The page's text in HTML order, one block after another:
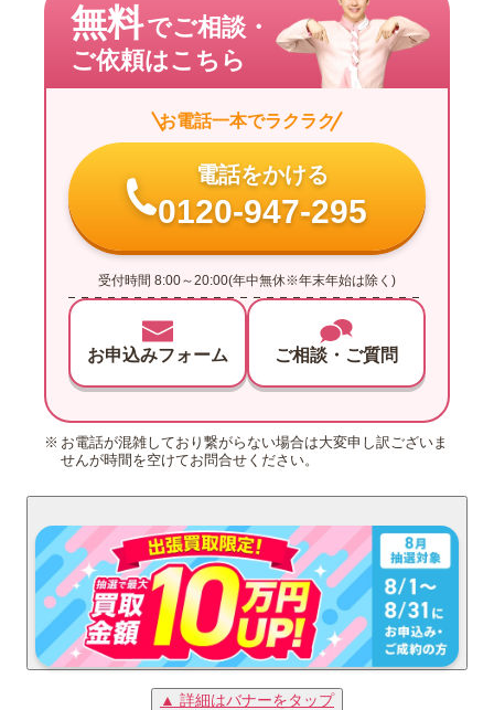
無料でご相談・
ご依頼はこちら
お電話一本でラクラク
電話をかける
0120-947-295
受付時間 8:00～20:00(年中無休※年末年始は除く)
お申込みフォーム ご相談・ご質問
お電話が混雑しており繋がらない場合は大変申し訳ございま
せんが時間を空けてお問合せください。
▲ 詳細はバナーをタップ